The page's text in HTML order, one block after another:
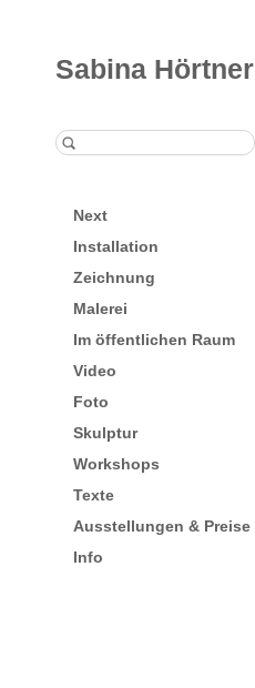
Sabina Hörtner
Next
Installation
Zeichnung
Malerei
Im öffentlichen Raum
Video
Foto
Skulptur
Workshops
Texte
Ausstellungen & Preise
Info